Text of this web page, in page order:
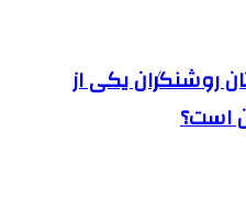
روشنگران یکی از
است؟